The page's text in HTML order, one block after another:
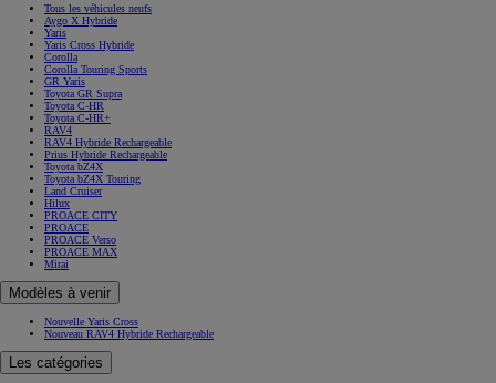
Tous les véhicules neufs
Aygo X Hybride
Yaris
Yaris Cross Hybride
Corolla
Corolla Touring Sports
GR Yaris
Toyota GR Supra
Toyota C-HR
Toyota C-HR+
RAV4
RAV4 Hybride Rechargeable
Prius Hybride Rechargeable
Toyota bZ4X
Toyota bZ4X Touring
Land Cruiser
Hilux
PROACE CITY
PROACE
PROACE Verso
PROACE MAX
Mirai
Modèles à venir
Nouvelle Yaris Cross
Nouveau RAV4 Hybride Rechargeable
Les catégories